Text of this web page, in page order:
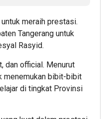
meraih prestasi.
Tangerang untuk
Rasyid.
dan official. Menurut
menemukan bibit-bibit
di tingkat Provinsi